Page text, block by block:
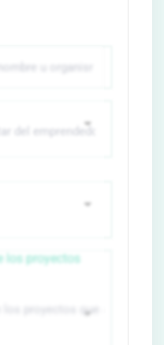
los proyectos